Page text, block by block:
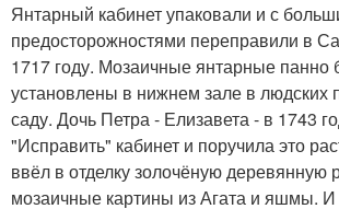
Янтарный кабинет упаковали и с
предосторожностями переправили в
1717 году. Мозаичные янтарные панно
установлены в нижнем зале в людских
саду. Дочь Петра - Елизавета - в 1743
"Исправить" кабинет и поручила это
ввёл в отделку золочёную деревянную
мозаичные картины из Агата и яшмы. И